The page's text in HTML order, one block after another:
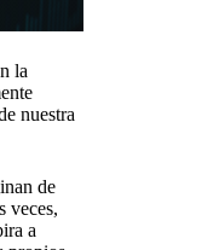
la
nuestra
de
veces,
a